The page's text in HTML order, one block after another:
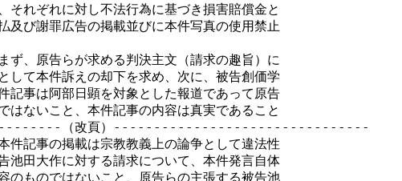
れぞれに対し不法行為に基づき損害賠償金と
び謝罪広告の掲載並びに本件写真の使用禁止
原告らが求める判決主文（請求の趣旨）に
て本件訴えの却下を求め、次に、被告創価学
事は阿部日顕を対象とした報道であって原告
ないこと、本件記事の内容は真実であること
（改頁）--------------------------------
記事の掲載は宗教教義上の論争として違法性
田大作に対する請求について、本件発言自体
ものではないこと、原告らの主張する被告池